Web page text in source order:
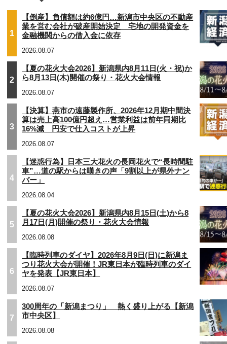
1
【倒産】負債額は約6億円…新潟市中央区の不動産
業を営む会社が破産開始決定 宅地の開発資金を
金融機関からの借入金に依存
2026.08.07
2
【夏の花火大会2026】新潟県内8月11日(火・祝)か
ら8月13日(木)開催の祭り・花火大会情報
2026.08.07
3
【決算】燕市の遠藤製作所、2026年12月期中間決
算は売上高100億円超え…営業利益は前年同期比
16%減 円安で仕入コストが上昇
2026.08.07
4
【迷惑行為】日本三大花火の長岡花火で“長時間駐
車”…道の駅からは嘆きの声「9割以上が県外ナン
バー」
2026.08.04
5
【夏の花火大会2026】新潟県内8月15日(土)から8
月17日(月)開催の祭り・花火大会情報
2026.08.08
6
【臨時列車のダイヤ】2026年8月9日(日)に新潟ま
つり花火大会が開催！JR東日本が臨時列車のダイ
ヤを発表【JR東日本】
2026.08.07
7
300周年の「新潟まつり」 熱く盛り上がる【新潟
市中央区】
2026.08.08